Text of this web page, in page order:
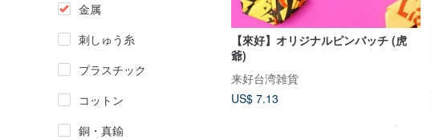
金属
刺しゅう糸
プラスチック
コットン
銅・真鍮
【來好】オリジナルピンバッチ (虎
爺)
来好台湾雑貨
US$ 7.13